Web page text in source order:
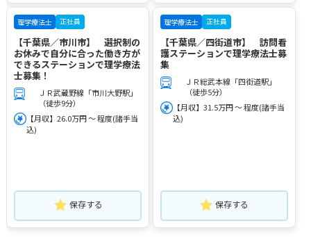
理学療法士 正社員
【千葉県／市川市】 選択制の
お休みで自分に合った働き方が
できるステーションで理学療法
士募集！
ＪＲ武蔵野線「市川大野駅」
（徒歩9分）
【月収】26.0万円 ～ 程度(諸手当
込)
保存する
理学療法士 正社員
【千葉県／四街道市】 訪問看
護ステーションで理学療法士募
集
ＪＲ総武本線「四街道駅」
（徒歩5分）
【月収】31.5万円 ～ 程度(諸手当
込)
保存する